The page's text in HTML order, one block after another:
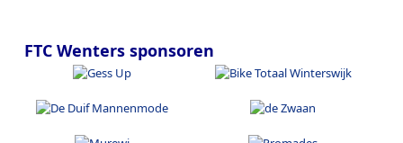
FTC Wenters sponsoren